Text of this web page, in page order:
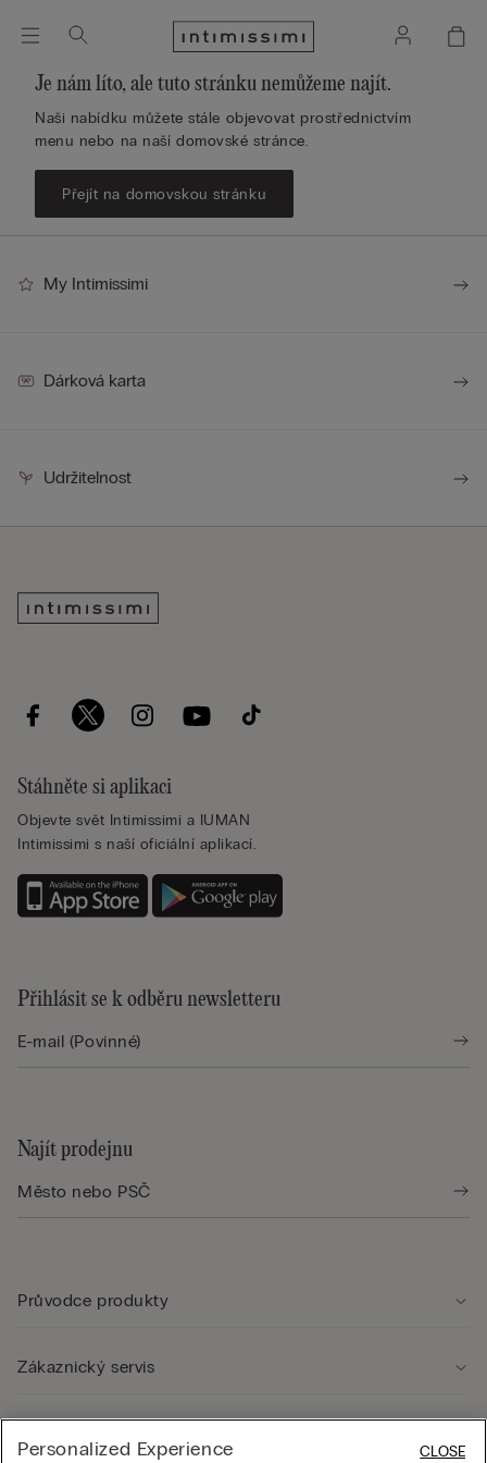
Je nám líto, ale tuto stránku nemůžeme najít.
Naši nabídku můžete stále objevovat prostřednictvím
menu nebo na naší domovské stránce.
Přejít na domovskou stránku
My Intimissimi
Dárková karta
Udržitelnost
Stáhněte si aplikaci
Objevte svět Intimissimi a IUMAN
Intimissimi s naší oficiální aplikací.
Přihlásit se k odběru newsletteru
Najít prodejnu
Průvodce produkty
Zákaznický servis
Personalized Experience CLOSE